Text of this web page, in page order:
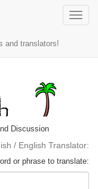
Toggle
and translators!
Discussion
/ English Translator:
or phrase to translate: